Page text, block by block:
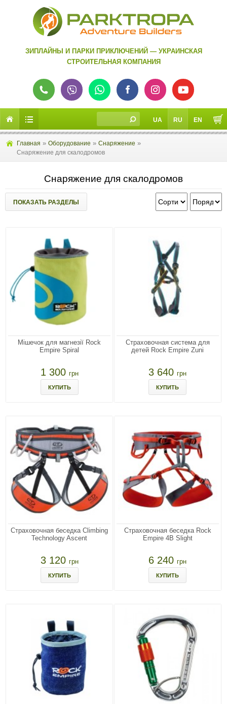
ЗИПЛАЙНЫ И ПАРКИ ПРИКЛЮЧЕНИЙ — УКРАИНСКАЯ
СТРОИТЕЛЬНАЯ КОМПАНИЯ
UA RU EN
Главная » Оборудование » Снаряжение »
Снаряжение для скалодромов
Снаряжение для скалодромов
ПОКАЗАТЬ РАЗДЕЛЫ
Мішечок для магнезії Rock
Empire Spiral
1 300 грн
КУПИТЬ
Страховочная система для
детей Rock Empire Zuni
3 640грн
КУПИТЬ
Страховочная беседка Climbing
Technology Ascent
3 120 грн
КУПИТЬ
Страховочная беседка Rock
Empire 4B Slight
6 240грн
КУПИТЬ